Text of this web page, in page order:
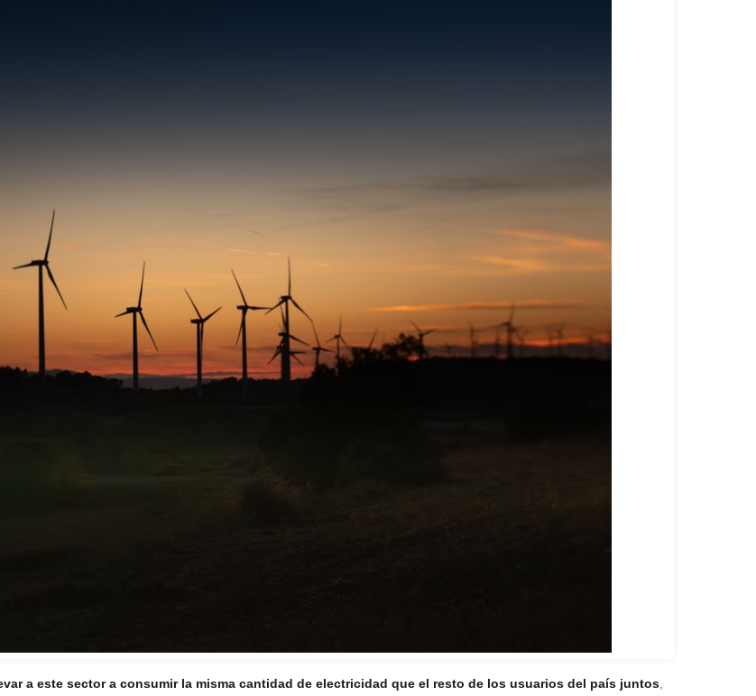
a este sector a consumir la misma cantidad de electricidad que el resto de los usuarios del país juntos,